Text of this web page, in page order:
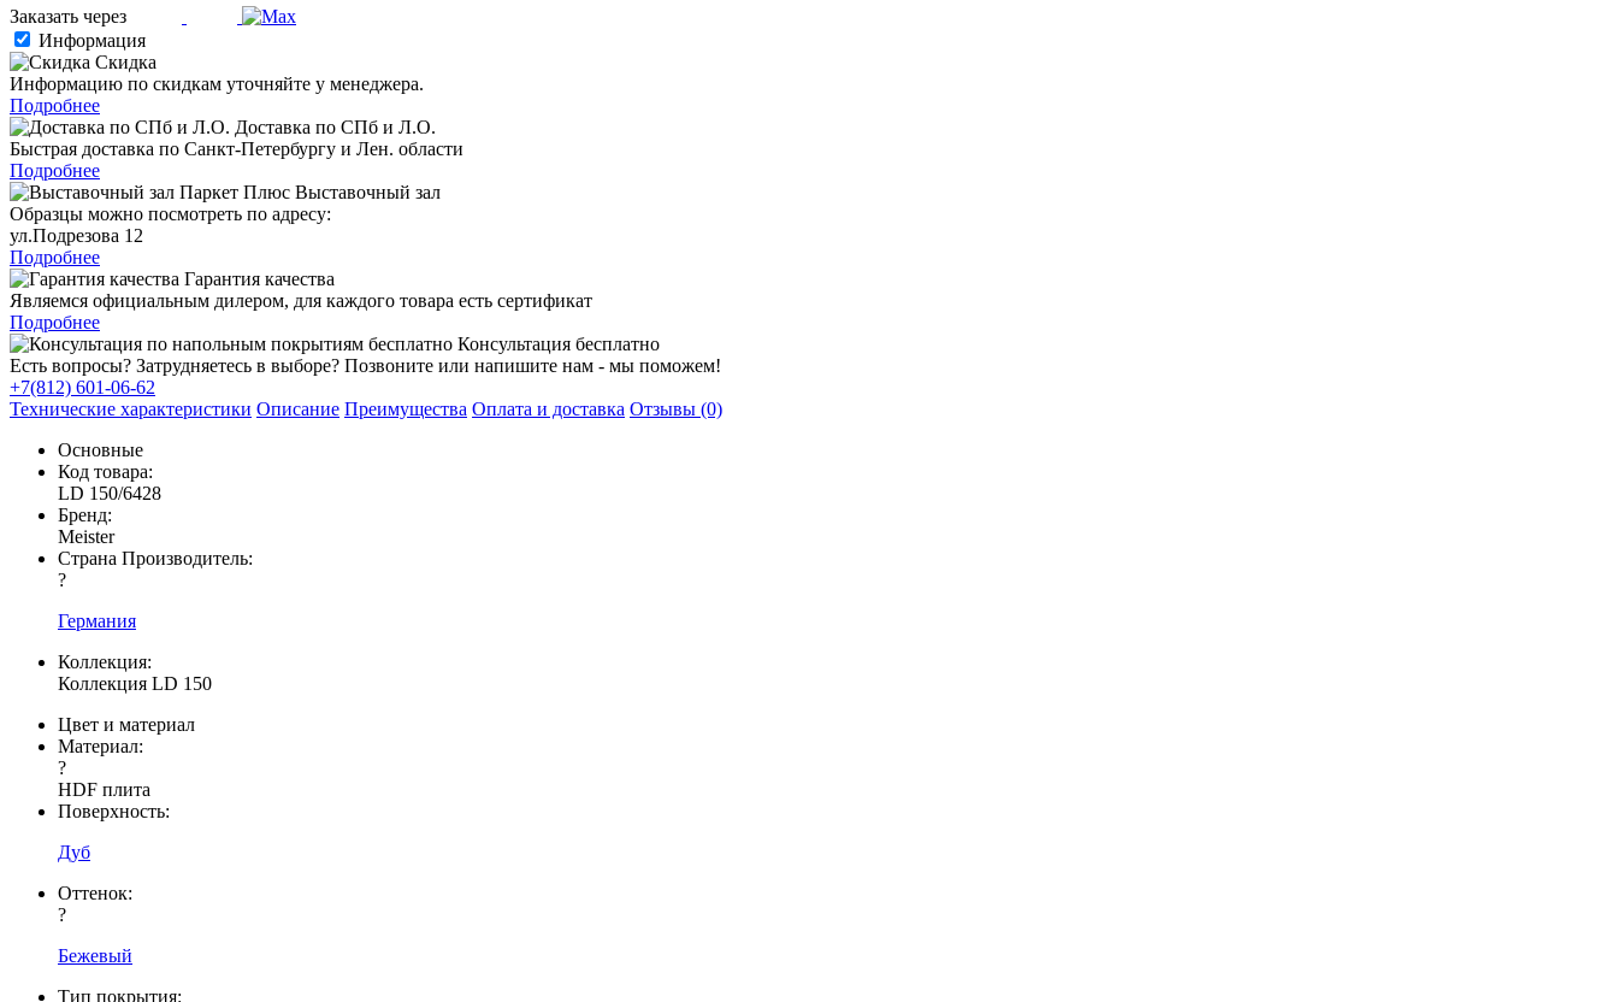
Заказать через
Информация
Скидка
Информацию по скидкам уточняйте у менеджера.
Подробнее
Доставка по СПб и Л.О.
Быстрая доставка по Санкт-Петербургу и Лен. области
Подробнее
Выставочный зал
Образцы можно посмотреть по адресу:
ул.Подрезова 12
Подробнее
Гарантия качества
Являемся официальным дилером, для каждого товара есть сертификат
Подробнее
Консультация бесплатно
Есть вопросы? Затрудняетесь в выборе? Позвоните или напишите нам - мы поможем!
+7(812) 601-06-62
Технические характеристики Описание Преимущества Оплата и доставка Отзывы (0)
Основные
Код товара:
LD 150/6428
Бренд:
Meister
Страна Производитель:
?
Германия
Коллекция:
Коллекция LD 150
Цвет и материал
Материал:
?
HDF плита
Поверхность:
Дуб
Оттенок:
?
Бежевый
Тип покрытия: